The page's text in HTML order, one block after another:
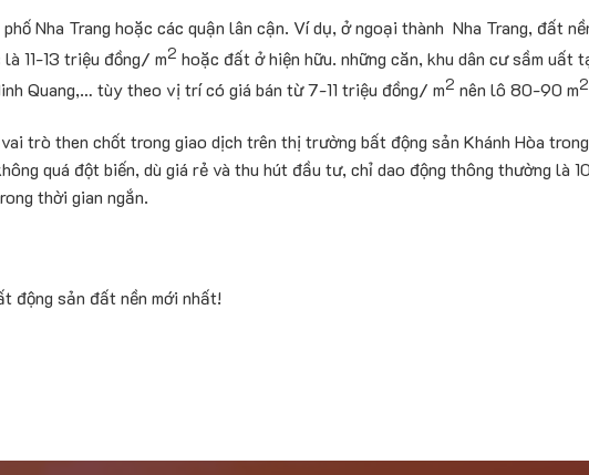
Nha Trang hoặc các quận lân cận. Ví dụ, ở ngoại thành Nha Trang, đất
11-13 triệu đồng/ m2 hoặc đất ở hiện hữu. những căn, khu dân cư sầm uất
Quang,… tùy theo vị trí có giá bán từ 7-11 triệu đồng/ m2 nên lô 80-90 m2
trò then chốt trong giao dịch trên thị trường bất động sản Khánh Hòa
quá đột biến, dù giá rẻ và thu hút đầu tư, chỉ dao động thông thường là
thời gian ngắn.
động sản đất nền mới nhất!